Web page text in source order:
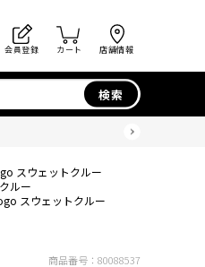
会員登録 カート 店舗情報
検索
スウェットクルー
ルー
スウェットクルー
商品番号： 80088537